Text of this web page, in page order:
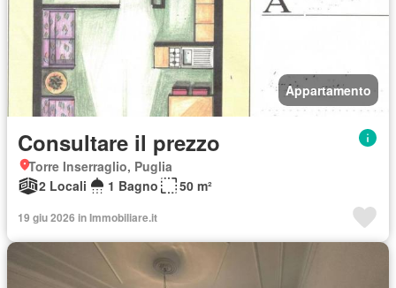
Appartamento
Consultare il prezzo
Torre Inserraglio, Puglia
2 Locali
1 Bagno 50 m²
19 giu 2026 in Immobiliare.it